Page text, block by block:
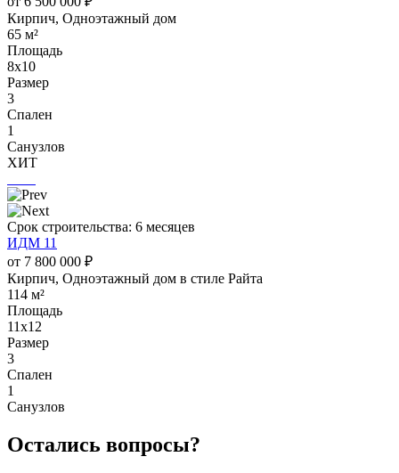
Кирпич, Одноэтажный дом
65 м²
Площадь
8х10
Размер
3
Спален
1
Санузлов
ХИТ
Срок строительства: 6 месяцев
ИДМ 11
от 7 800 000 ₽
Кирпич, Одноэтажный дом в стиле Райта
114 м²
Площадь
11х12
Размер
3
Спален
1
Санузлов
Остались вопросы?